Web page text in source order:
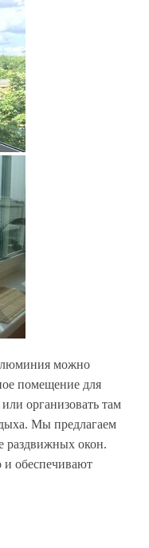
можно
помещение для
организовать там
Мы предлагаем
раздвижных окон.
и обеспечивают